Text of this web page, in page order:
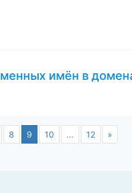
имён в
8 9 10 … 12 »